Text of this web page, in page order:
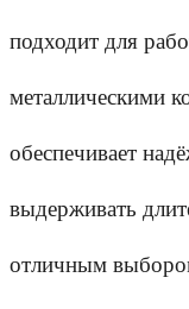
подходит для
металлическими
обеспечивает
выдерживать
отличным